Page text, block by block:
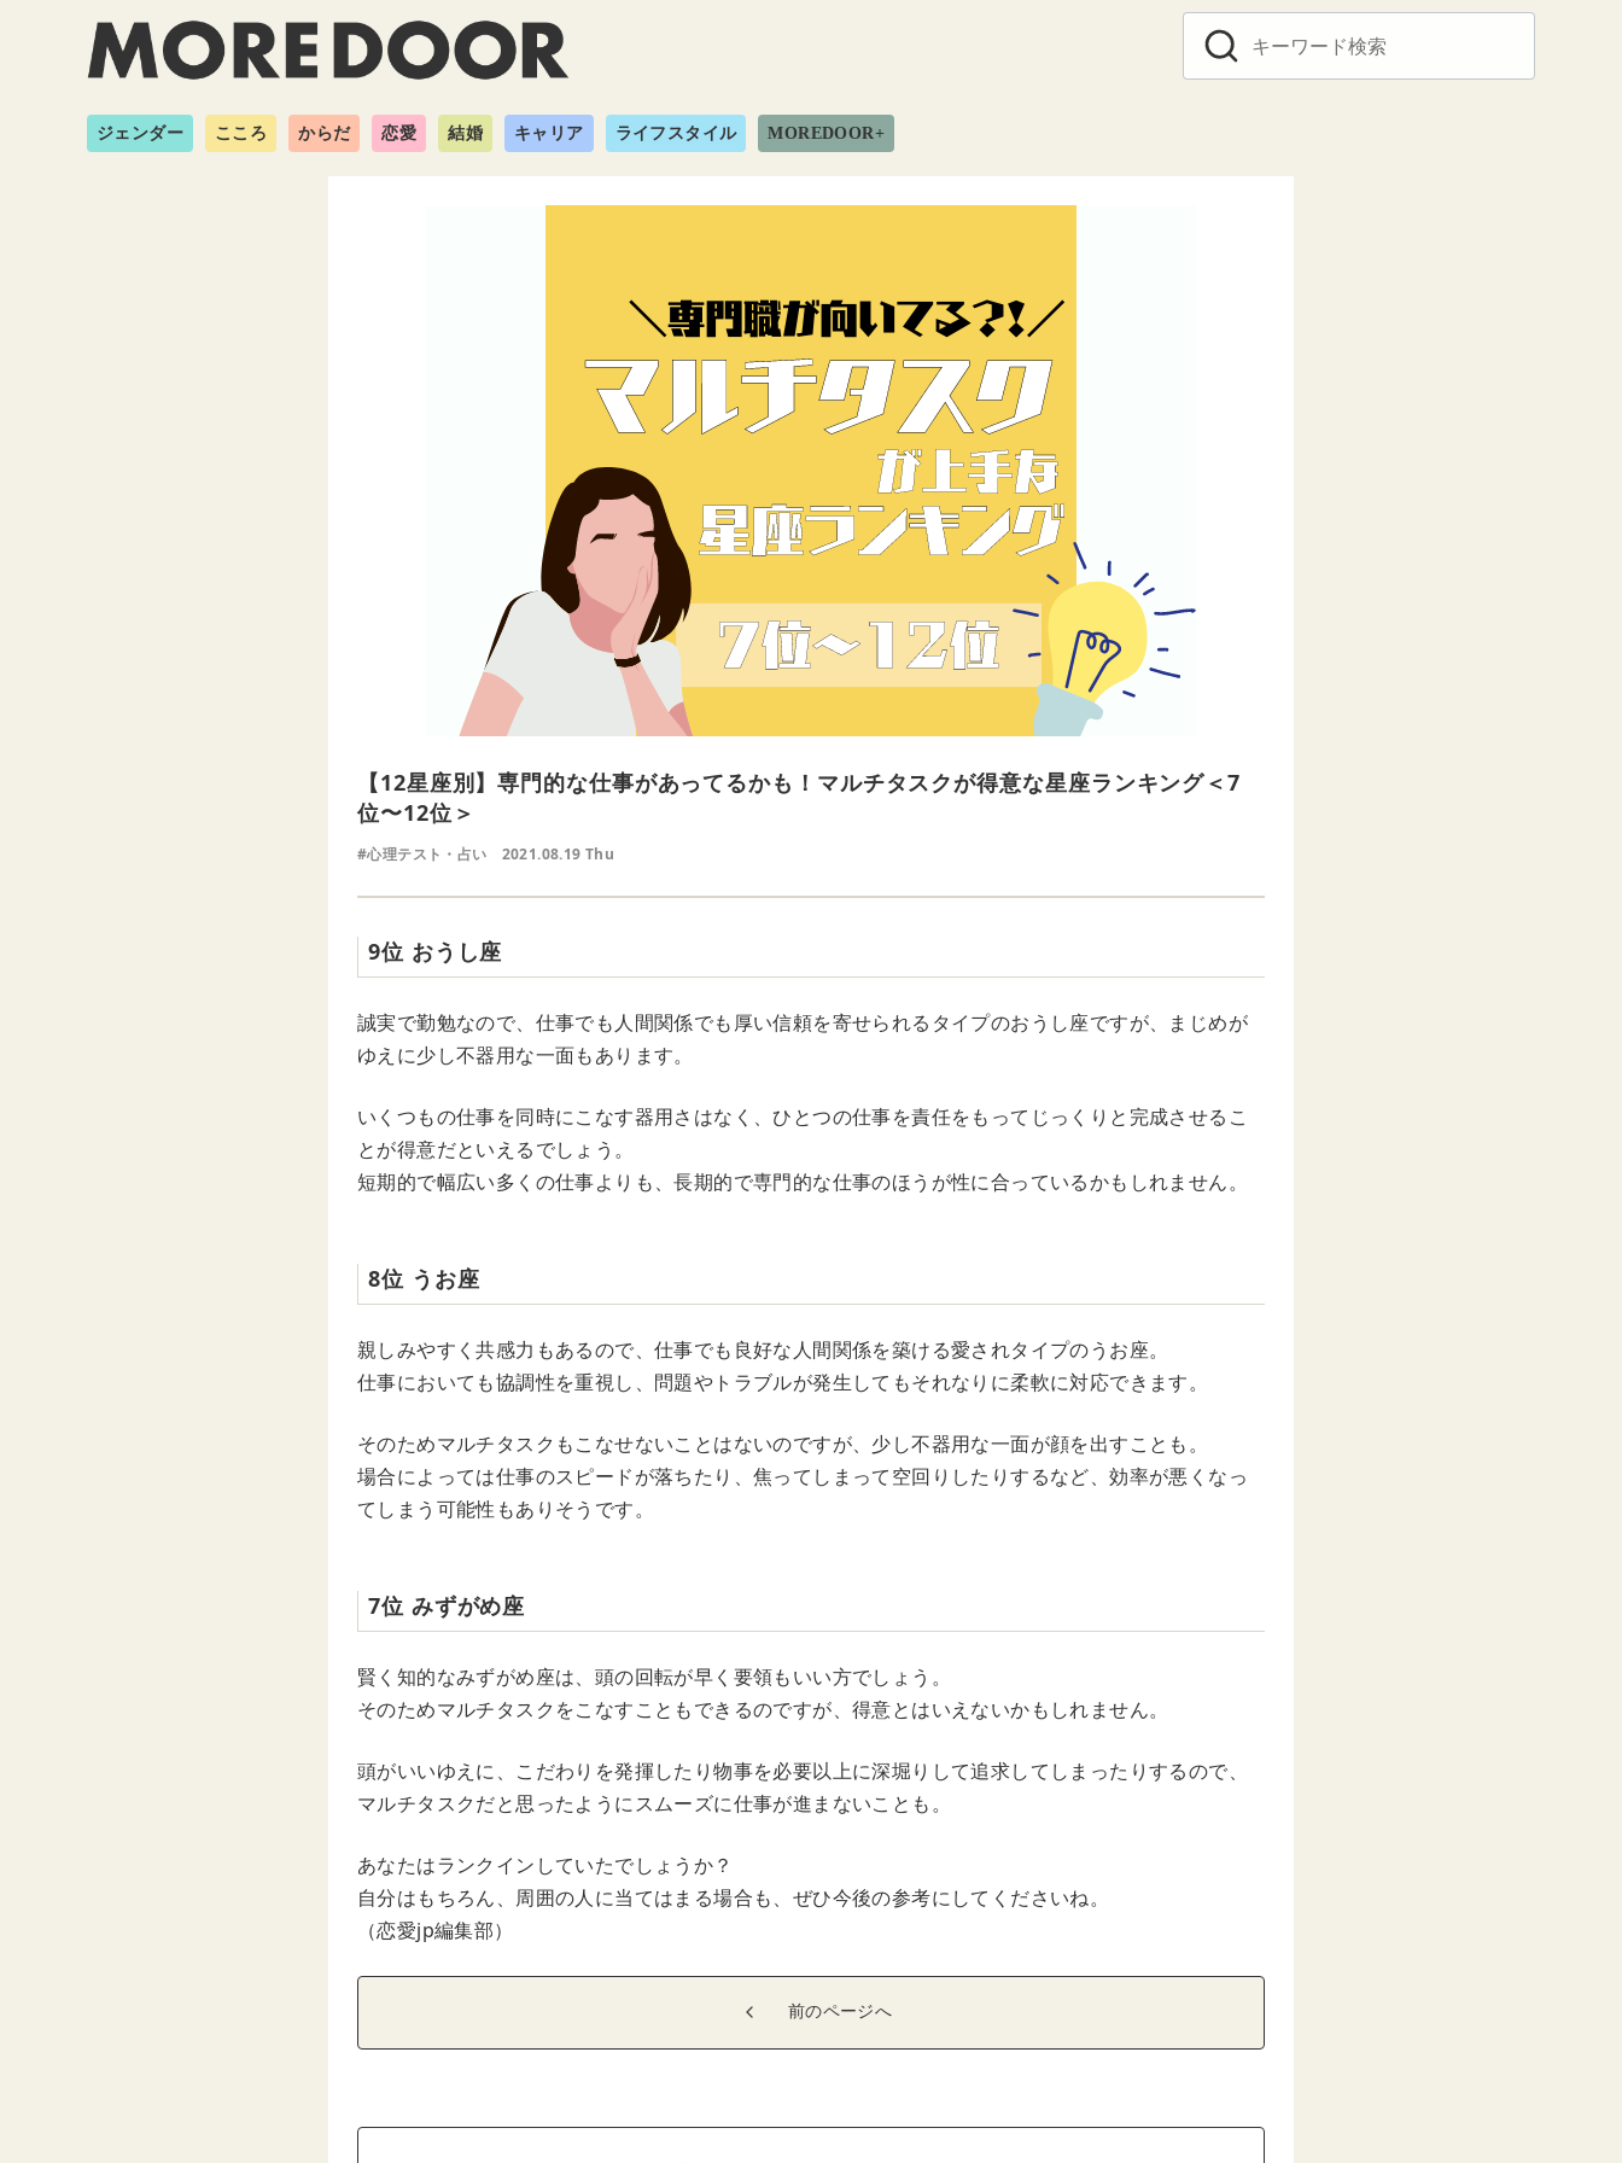
ジェンダー こころ からだ 恋愛 結婚 キャリア ライフスタイル MOREDOOR+
【12星座別】専門的な仕事があってるかも！マルチタスクが得意な星座ランキング＜7
位〜12位＞
#心理テスト・占い 2021.08.19 Thu
9位 おうし座
誠実で勤勉なので、仕事でも人間関係でも厚い信頼を寄せられるタイプのおうし座ですが、まじめが
ゆえに少し不器用な一面もあります。
いくつもの仕事を同時にこなす器用さはなく、ひとつの仕事を責任をもってじっくりと完成させるこ
とが得意だといえるでしょう。
短期的で幅広い多くの仕事よりも、長期的で専門的な仕事のほうが性に合っているかもしれません。
8位 うお座
親しみやすく共感力もあるので、仕事でも良好な人間関係を築ける愛されタイプのうお座。
仕事においても協調性を重視し、問題やトラブルが発生してもそれなりに柔軟に対応できます。
そのためマルチタスクもこなせないことはないのですが、少し不器用な一面が顔を出すことも。
場合によっては仕事のスピードが落ちたり、焦ってしまって空回りしたりするなど、効率が悪くなっ
てしまう可能性もありそうです。
7位 みずがめ座
賢く知的なみずがめ座は、頭の回転が早く要領もいい方でしょう。
そのためマルチタスクをこなすこともできるのですが、得意とはいえないかもしれません。
頭がいいゆえに、こだわりを発揮したり物事を必要以上に深堀りして追求してしまったりするので、
マルチタスクだと思ったようにスムーズに仕事が進まないことも。
あなたはランクインしていたでしょうか？
自分はもちろん、周囲の人に当てはまる場合も、ぜひ今後の参考にしてくださいね。
（恋愛jp編集部）
前のページへ